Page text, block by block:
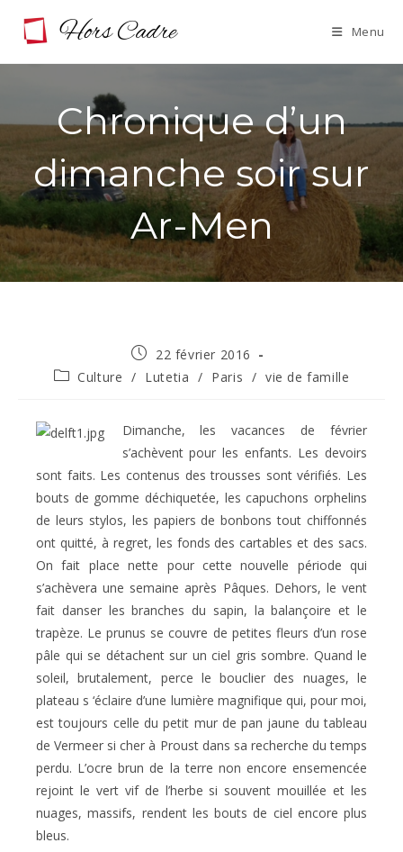
Menu
Chronique d’un
dimanche soir sur
Ar-Men
Publication
publiée :
22 février 2016
PostCulture / Lutetia / Paris / vie de famille
Dimanche, les vacances de février
s’achèvent pour les enfants. Les devoirs
sont faits. Les contenus des trousses sont vérifiés. Les
bouts de gomme déchiquetée, les capuchons orphelins
de leurs stylos, les papiers de bonbons tout chiffonnés
ont quitté, à regret, les fonds des cartables et des sacs.
On fait place nette pour cette nouvelle période qui
s’achèvera une semaine après Pâques. Dehors, le vent
fait danser les branches du sapin, la balançoire et le
trapèze. Le prunus se couvre de petites fleurs d’un rose
pâle qui se détachent sur un ciel gris sombre. Quand le
soleil, brutalement, perce le bouclier des nuages, le
plateau s ‘éclaire d’une lumière magnifique qui, pour moi,
est toujours celle du petit mur de pan jaune du tableau
de Vermeer si cher à Proust dans sa recherche du temps
perdu. L’ocre brun de la terre non encore ensemencée
rejoint le vert vif de l’herbe si souvent mouillée et les
nuages, massifs, rendent les bouts de ciel encore plus
bleus.